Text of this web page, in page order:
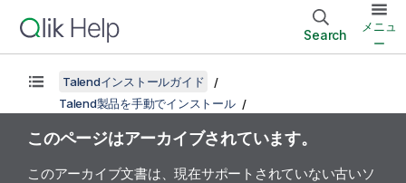
Search
メニュ
ー
Talendインストールガイド
Talend製品を手動でインストール
このページはアーカイブされています。
このアーカイブ文書は、現在サポートされていない古いソ